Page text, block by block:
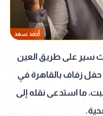
أحمد سعد
سير على طريق العين
زفاف بالقاهرة في
ما استدعى نقله إلى